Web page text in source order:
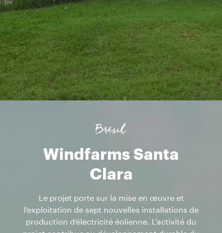
Brésil
Windfarms Santa
Clara
Le projet porte sur la mise en œuvre et
l’exploitation de sept nouvelles installations de
production d’électricité éolienne. L’activité du